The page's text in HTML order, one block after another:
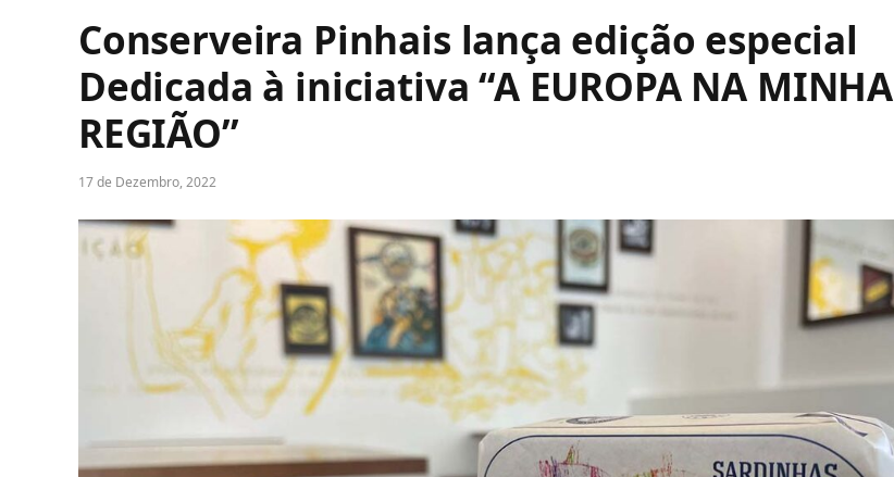
Conserveira Pinhais lança edição especial
Dedicada à iniciativa “A EUROPA NA MINHA
REGIÃO”
17 de Dezembro, 2022